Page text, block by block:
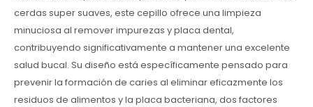
cerdas super suaves, este cepillo ofrece una limpieza
minuciosa al remover impurezas y placa dental,
contribuyendo significativamente a mantener una excelente
salud bucal. Su diseño está específicamente pensado para
prevenir la formación de caries al eliminar eficazmente los
residuos de alimentos y la placa bacteriana, dos factores